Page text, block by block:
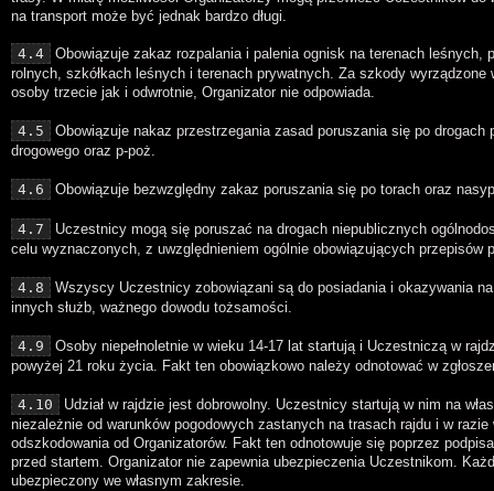
na transport może być jednak bardzo długi.
4.4
Obowiązuje zakaz rozpalania i palenia ognisk na terenach leśnych,
rolnych, szkółkach leśnych i terenach prywatnych. Za szkody wyrządzone
osoby trzecie jak i odwrotnie, Organizator nie odpowiada.
4.5
Obowiązuje nakaz przestrzegania zasad poruszania się po drogach
drogowego oraz p-poż.
4.6 Obowiązuje bezwzględny zakaz poruszania się po torach oraz
4.7
Uczestnicy mogą się poruszać na drogach niepublicznych
celu wyznaczonych, z uwzględnieniem ogólnie obowiązujących przepisów
4.8
Wszyscy Uczestnicy zobowiązani są do posiadania i okazywania
innych służb, ważnego dowodu tożsamości.
4.9
Osoby niepełnoletnie w wieku 14-17 lat startują i Uczestniczą w
powyżej 21 roku życia. Fakt ten obowiązkowo należy odnotować w
4.10
Udział w rajdzie jest dobrowolny. Uczestnicy startują w nim na
niezależnie od warunków pogodowych zastanych na trasach rajdu i w
odszkodowania od Organizatorów. Fakt ten odnotowuje się poprzez
przed startem. Organizator nie zapewnia ubezpieczenia Uczestnikom.
ubezpieczony we własnym zakresie.